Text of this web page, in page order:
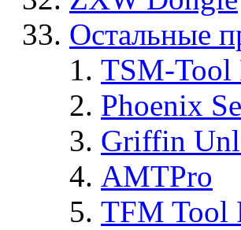
Остальные
TSM-Tool
Phoenix
Griffin
AMTPro
TFM Tool